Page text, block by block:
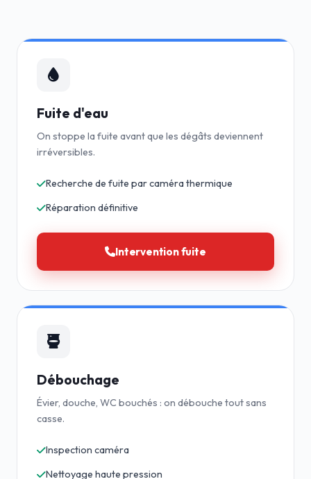
Fuite d'eau
On stoppe la fuite avant que les dégâts deviennent
irréversibles.
Recherche de fuite par caméra thermique
Réparation définitive
Intervention fuite
Débouchage
Évier, douche, WC bouchés : on débouche tout sans
casse.
Inspection caméra
Nettoyage haute pression